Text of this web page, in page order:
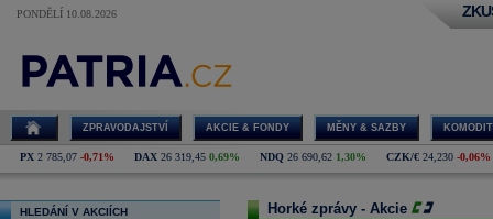
PONDĚLÍ 10.08.2026
ZPRAVODAJSTVÍ AKCIE & FONDY MĚNY & SAZBY
PX 2 785,07 -0,71% DAX 26 319,45 0,69% NDQ 26 690,62 1,30% CZK/€ 24,230 -0,06%
HLEDÁNÍ V AKCIÍCH Horké zprávy - Akcie